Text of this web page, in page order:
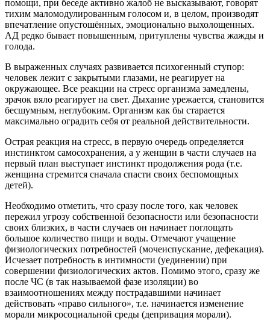
помощи, при беседе активно жалоб не высказывают, говорят
тихим маломодулированным голосом и, в целом, производят
впечатление опустошённых, эмоционально выхолощенных.
АД редко бывает повышенным, притуплены чувства жажды и
голода.
В выраженных случаях развивается психогенный ступор:
человек лежит с закрытыми глазами, не реагирует на
окружающее. Все реакции на стресс организма замедлены,
зрачок вяло реагирует на свет. Дыхание урежается, становится
бесшумным, неглубоким. Организм как бы старается
максимально оградить себя от реальной действительности.
Острая реакция на стресс, в первую очередь определяется
инстинктом самосохранения, а у женщин в части случаев на
первый план выступает инстинкт продолжения рода (т.е.
женщина стремится сначала спасти своих беспомощных
детей).
Необходимо отметить, что сразу после того, как человек
пережил угрозу собственной безопасности или безопасности
своих близких, в части случаев он начинает поглощать
большое количество пищи и воды. Отмечают учащение
физиологических потребностей (мочеиспускание, дефекация).
Исчезает потребность в интимности (уединении) при
совершении физиологических актов. Помимо этого, сразу же
после ЧС (в так называемой фазе изоляции) во
взаимоотношениях между пострадавшими начинает
действовать «право сильного», т.е. начинается изменение
морали микросоциальной среды (депривация морали).